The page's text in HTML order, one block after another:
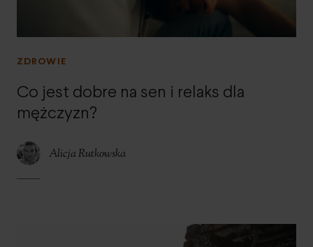
ZDROWIE
Co jest dobre na sen i relaks dla
mężczyzn?
Alicja Rutkowska